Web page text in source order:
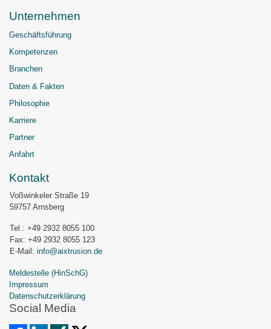
Unternehmen
Geschäftsführung
Kompetenzen
Branchen
Daten & Fakten
Philosophie
Karriere
Partner
Anfahrt
Kontakt
Voßwinkeler Straße 19
59757 Arnsberg
Tel.: +49 2932 8055 100
Fax: +49 2932 8055 123
E-Mail: info@aixtrusion.de
Meldestelle (HinSchG)
Impressum
Datenschutzerklärung
Social Media